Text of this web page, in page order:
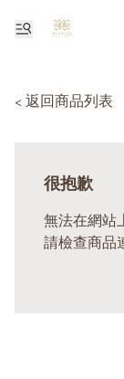
< 返回商品列表
很抱歉
無法在網站
請檢查商品